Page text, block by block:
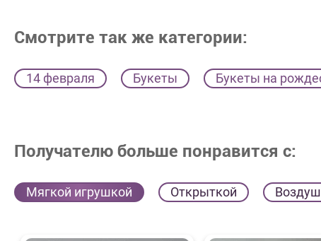
Смотрите так же категории:
14 февраля Букеты Букеты на
Получателю больше понравится с:
Мягкой игрушкой Открыткой